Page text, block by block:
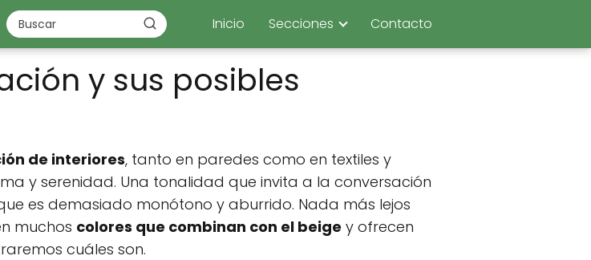
Inicio Secciones Contacto
y sus posibles
de interiores, tanto en paredes como en textiles y
y serenidad. Una tonalidad que invita a la conversación
es demasiado monótono y aburrido. Nada más lejos
muchos colores que combinan con el beige y ofrecen
cuáles son.